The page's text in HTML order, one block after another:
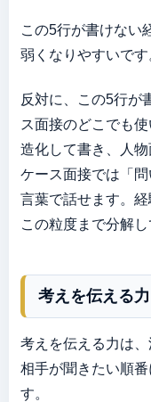
この5行が書けない
弱くなりやすいです
反対に、この5行が
ス面接のどこでも
造化して書き、人物
ケース面接では「
言葉で話せます。
この粒度まで分解し
考えを伝える力
考えを伝える力は、
相手が聞きたい順
す。